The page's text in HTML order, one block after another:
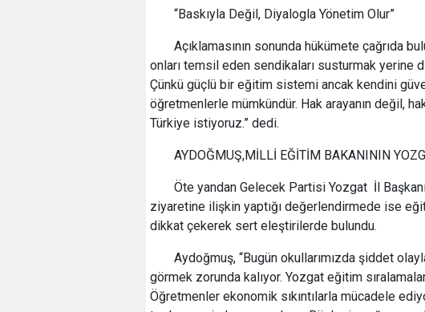
“Baskıyla Değil, Diyalogla Yönetim Olur”
Açıklamasının sonunda hükümete çağrıda
onları temsil eden sendikaları susturmak yerine
Çünkü güçlü bir eğitim sistemi ancak kendini
öğretmenlerle mümkündür. Hak arayanın değil,
Türkiye istiyoruz.” dedi.
AYDOĞMUŞ,MİLLİ EĞİTİM BAKANININ
Öte yandan Gelecek Partisi Yozgat İl
ziyaretine ilişkin yaptığı değerlendirmede ise
dikkat çekerek sert eleştirilerde bulundu.
Aydoğmuş, “Bugün okullarımızda şiddet
görmek zorunda kalıyor. Yozgat eğitim
Öğretmenler ekonomik sıkıntılarla mücadele